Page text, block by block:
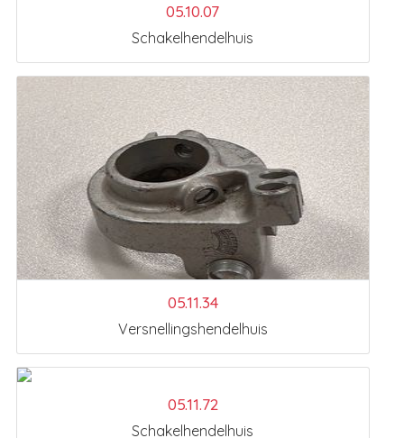
05.10.07
Schakelhendelhuis
05.11.34
Versnellingshendelhuis
05.11.72
Schakelhendelhuis